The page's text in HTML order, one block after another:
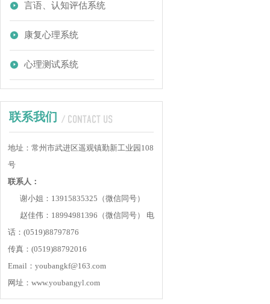
言语、认知评估系统
康复心理系统
心理测试系统
联系我们
地址：常州市武进区遥观镇勤新工业园108
号
联系人：
谢小姐：13915835325（微信同号）
赵佳伟：18994981396（微信同号）
电
话：(0519)88797876
传真：(0519)88792016
Email：youbangkf@163.com
网址：www.youbangyl.com